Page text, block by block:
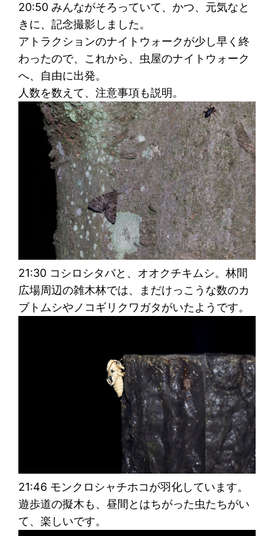
20:50 みんながそろっていて、かつ、元気なと
きに、記念撮影しました。
アトラクションのナイトウォークが少し早く終
わったので、これから、虫屋のナイトウォーク
へ、自由に出発。
人数を数えて、注意事項も説明。
21:30 コシロシタバと、オオクチキムシ。林間
広場周辺の雑木林では、まだけっこうな数のカ
ブトムシやノコギリクワガタがいたようです。
21:46 モンクロシャチホコが羽化しています。
遊歩道の擬木も、昼間とはちがった虫たちがい
て、楽しいです。